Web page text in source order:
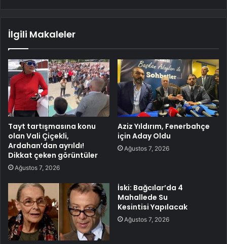
İlgili Makaleler
Tayt tartışmasına konu
olan Vali Çiçekli,
Ardahan’dan ayrıldı!
Dikkat çeken görüntüler
Ağustos 7, 2026
Aziz Yıldırım, Fenerbahçe
için Aday Oldu
Ağustos 7, 2026
İski: Bağcılar’da 4
Mahallede Su
Kesintisi Yapılacak
Ağustos 7, 2026